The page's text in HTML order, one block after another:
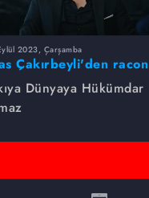
2023, Çarşamba
Çakırbeyli'den racon
Dünyaya Hükümdar